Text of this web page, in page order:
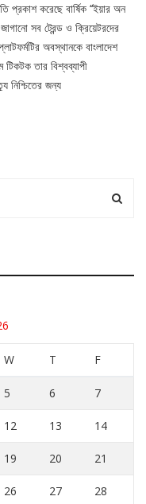
প্রকাশ করেছে বার্ষিক ‘‘ইয়ার অন
সব ট্রেন্ড ও ক্রিয়েটরদের
অবস্থানকে বাংলাদেশ
তার বিশ্বব্যাপী
নিশ্চিতের জন্য
W T F
5 6 7
12 13 14
19 20 21
26 27 28